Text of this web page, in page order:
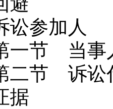
参加人
当事
诉讼代
据